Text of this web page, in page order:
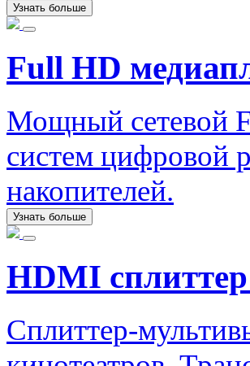
Узнать больше
Full HD
Мощный сетевой
систем цифровой
накопителей.
Узнать больше
HDMI сплиттер
Сплиттер-